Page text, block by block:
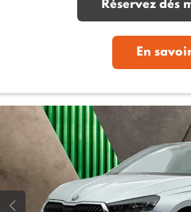
Réservez dés
En